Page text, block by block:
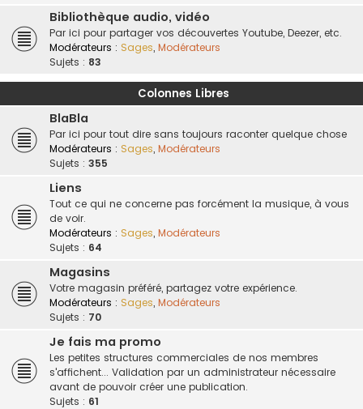
Bibliothèque audio, vidéo
Par ici pour partager vos découvertes Youtube, Deezer, etc.
Modérateurs : Sages, Modérateurs
Sujets : 83
Colonnes Libres
BlaBla
Par ici pour tout dire sans toujours raconter quelque chose
Modérateurs : Sages, Modérateurs
Sujets : 355
Liens
Tout ce qui ne concerne pas forcément la musique, à vous
de voir.
Modérateurs : Sages, Modérateurs
Sujets : 64
Magasins
Votre magasin préféré, partagez votre expérience.
Modérateurs : Sages, Modérateurs
Sujets : 70
Je fais ma promo
Les petites structures commerciales de nos membres
s'affichent... Validation par un administrateur nécessaire
avant de pouvoir créer une publication.
Sujets : 61